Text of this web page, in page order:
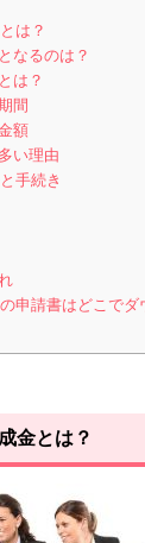
は？
なるのは？
は？
間
額
い理由
手続き
申請書はどこでダ
金とは？